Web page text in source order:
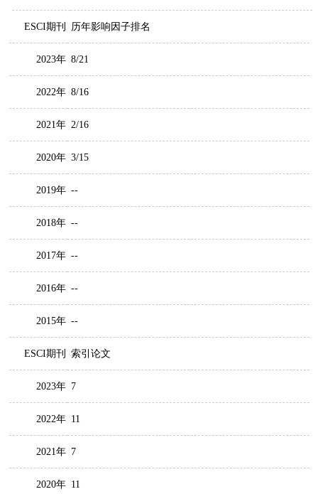
ESCI期刊 历年影响因子排名
2023年 8/21
2022年 8/16
2021年 2/16
2020年 3/15
2019年 --
2018年 --
2017年 --
2016年 --
2015年 --
ESCI期刊 索引论文
2023年 7
2022年 11
2021年 7
2020年 11